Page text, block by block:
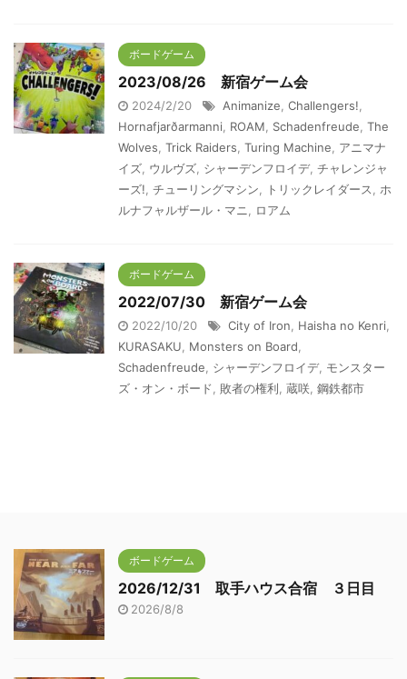
ボードゲーム
2023/08/26 新宿ゲーム会
2024/2/20 Animanize Challengers!
Hornafjarðarmanni
ROAM Schadenfreude The
Wolves Trick Raiders Turing Machine
アニマナ
イズ ウルヴズ シャーデンフロイデ, チャレンジャ
ーズ! チューリングマシン トリックレイダース
ホ
ルナフャルザール・マニ
ロアム
ボードゲーム
2022/07/30 新宿ゲーム会
2022/10/20 City of Iron Haisha no Kenri
KURASAKU
Monsters on Board
Schadenfreude
シャーデンフロイデ, モンスター
ズ・オン・ボード
敗者の権利 蔵咲 鋼鉄都市
ボードゲーム
2026/12/31 取手ハウス合宿 ３日目
2026/8/8